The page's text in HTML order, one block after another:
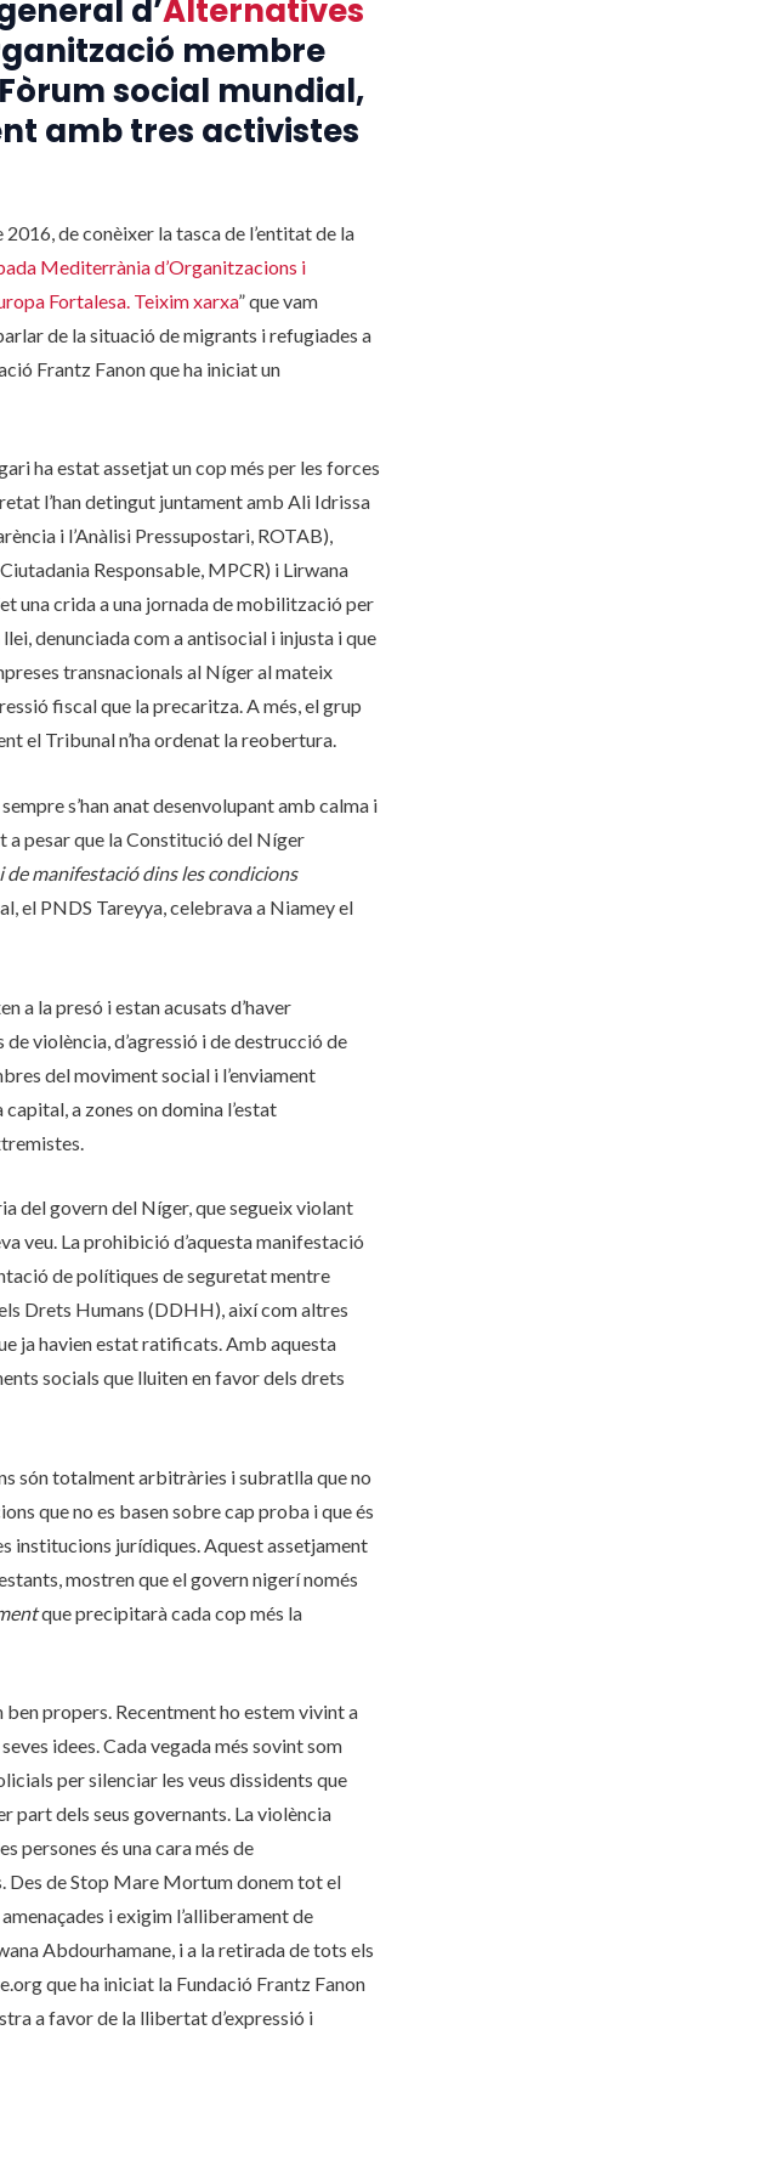
d’Alternatives
membre
social mundial,
amb tres activistes
de conèixer la tasca de l’entitat de la
Mediterrània d’Organitzacions i
Fortalesa. Teixim xarxa” que vam
de la situació de migrants i refugiades a
Frantz Fanon que ha iniciat un
ha estat assetjat un cop més per les forces
l’han detingut juntament amb Ali Idrissa
i l’Anàlisi Pressupostari, ROTAB),
Responsable, MPCR) i Lirwana
una crida a una jornada de mobilització per
denunciada com a antisocial i injusta i que
transnacionals al Níger al mateix
fiscal que la precaritza. A més, el grup
el Tribunal n’ha ordenat la reobertura.
s’han anat desenvolupant amb calma i
a pesar que la Constitució del Níger
de manifestació dins les condicions
el PNDS Tareyya, celebrava a Niamey el
a la presó i estan acusats d’haver
violència, d’agressió i de destrucció de
del moviment social i l’enviament
a zones on domina l’estat
del govern del Níger, que segueix violant
veu. La prohibició d’aquesta manifestació
de polítiques de seguretat mentre
Drets Humans (DDHH), així com altres
ja havien estat ratificats. Amb aquesta
socials que lluiten en favor dels drets
són totalment arbitràries i subratlla que no
que no es basen sobre cap proba i que és
institucions jurídiques. Aquest assetjament
mostren que el govern nigerí només
que precipitarà cada cop més la
propers. Recentment ho estem vivint a
idees. Cada vegada més sovint som
per silenciar les veus dissidents que
part dels seus governants. La violència
persones és una cara més de
Des de Stop Mare Mortum donem tot el
i exigim l’alliberament de
Abdourhamane, i a la retirada de tots els
que ha iniciat la Fundació Frantz Fanon
a favor de la llibertat d’expressió i